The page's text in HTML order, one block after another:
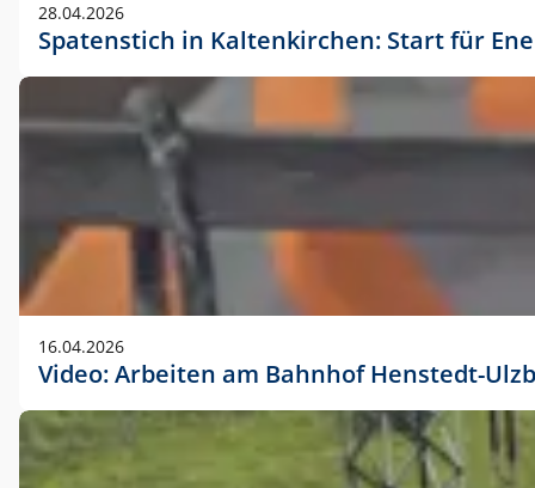
28.04.2026
Spatenstich in Kaltenkirchen: Start für
16.04.2026
Video: Arbeiten am Bahnhof Henstedt-